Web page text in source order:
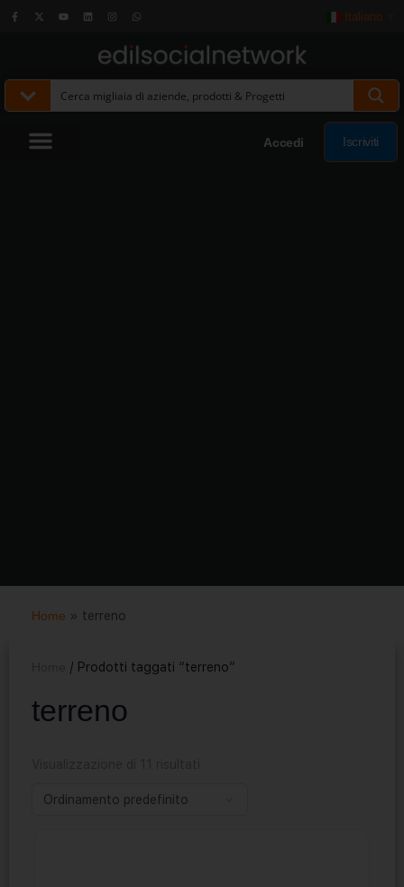
Italiano
Accedi Iscriviti
Home » terreno
/ Prodotti taggati “terreno”
terreno